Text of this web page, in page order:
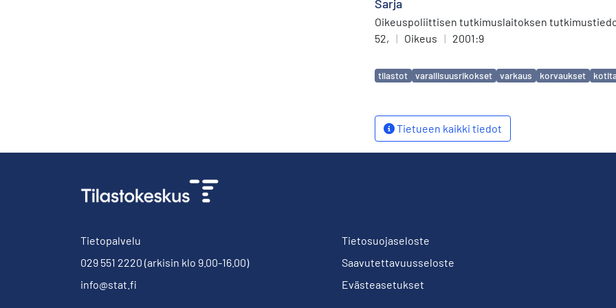
Sarja
Oikeuspoliittisen tutkimuslaitoksen
52,
| Oikeus | 2001:9
Avainsanat
tilastot varallisuusrikokset varkaus korvaukset
Tietueen kaikki tiedot
Tietopalvelu
029 551 2220 (arkisin klo 9.00-16.00)
info@stat.fi
Tietosuojaseloste
Saavutettavuusseloste
Evästeasetukset